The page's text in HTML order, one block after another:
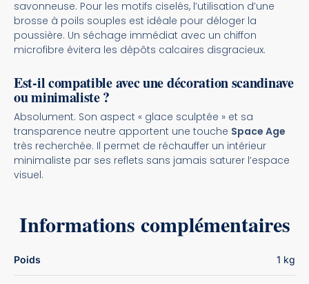
savonneuse. Pour les motifs ciselés, l’utilisation d’une
brosse à poils souples est idéale pour déloger la
poussière. Un séchage immédiat avec un chiffon
microfibre évitera les dépôts calcaires disgracieux.
Est-il compatible avec une décoration scandinave
ou minimaliste ?
Absolument. Son aspect « glace sculptée » et sa
transparence neutre apportent une touche Space Age
très recherchée. Il permet de réchauffer un intérieur
minimaliste par ses reflets sans jamais saturer l’espace
visuel.
Informations complémentaires
Poids 1 kg